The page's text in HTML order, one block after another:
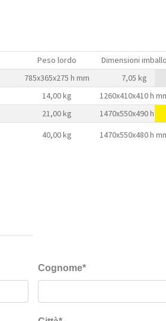
Peso lordo Dimensioni imballo
785x365x275 h mm 7,05 kg
14,00 kg 1260x410x410 h
21,00 kg 1470x550x490 h mm
40,00 kg 1470x550x480 h